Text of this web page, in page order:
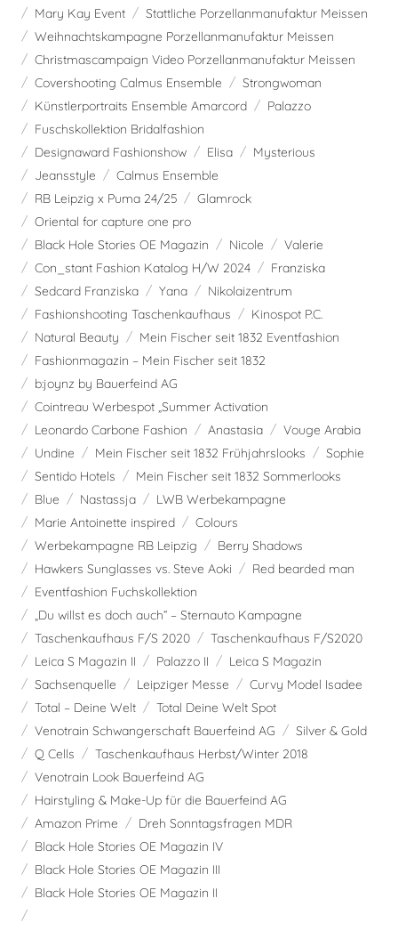
Mary Kay Event
Stattliche Porzellanmanufaktur Meissen
Weihnachtskampagne Porzellanmanufaktur Meissen
Christmascampaign Video Porzellanmanufaktur Meissen
Covershooting Calmus Ensemble
Strongwoman
Künstlerportraits Ensemble Amarcord
Palazzo
Fuschskollektion Bridalfashion
Designaward Fashionshow
Elisa
Mysterious
Jeansstyle
Calmus Ensemble
RB Leipzig x Puma 24/25
Glamrock
Oriental for capture one pro
Black Hole Stories OE Magazin
Nicole
Valerie
Con_stant Fashion Katalog H/W 2024
Franziska
Sedcard Franziska
Yana
Nikolaizentrum
Fashionshooting Taschenkaufhaus
Kinospot P.C.
Natural Beauty
Mein Fischer seit 1832 Eventfashion
Fashionmagazin – Mein Fischer seit 1832
b:joynz by Bauerfeind AG
Cointreau Werbespot „Summer Activation
Leonardo Carbone Fashion
Anastasia
Vouge Arabia
Undine
Mein Fischer seit 1832 Frühjahrslooks
Sophie
Sentido Hotels
Mein Fischer seit 1832 Sommerlooks
Blue
Nastassja
LWB Werbekampagne
Marie Antoinette inspired
Colours
Werbekampagne RB Leipzig
Berry Shadows
Hawkers Sunglasses vs. Steve Aoki
Red bearded man
Eventfashion Fuchskollektion
„Du willst es doch auch“ – Sternauto Kampagne
Taschenkaufhaus F/S 2020
Taschenkaufhaus F/S2020
Leica S Magazin II
Palazzo II
Leica S Magazin
Sachsenquelle
Leipziger Messe
Curvy Model Isadee
Total – Deine Welt
Total Deine Welt Spot
Venotrain Schwangerschaft Bauerfeind AG
Silver & Gold
Q Cells
Taschenkaufhaus Herbst/Winter 2018
Venotrain Look Bauerfeind AG
Hairstyling & Make-Up für die Bauerfeind AG
Amazon Prime
Dreh Sonntagsfragen MDR
Black Hole Stories OE Magazin IV
Black Hole Stories OE Magazin III
Black Hole Stories OE Magazin II